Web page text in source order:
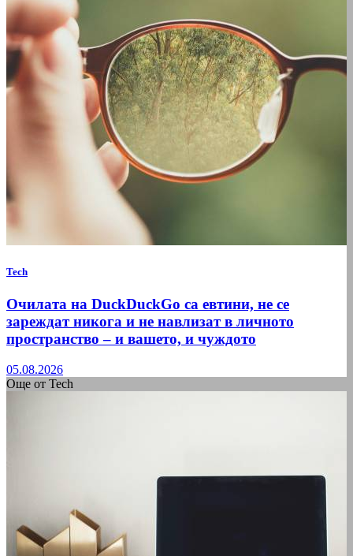
Tech
Очилата на DuckDuckGo са евтини, не се
зареждат никога и не навлизат в личното
пространство – и вашето, и чуждото
05.08.2026
Още от Tech